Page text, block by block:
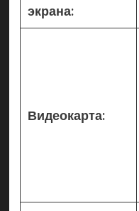
экрана:
Видеокарта: